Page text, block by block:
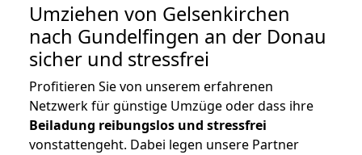
Umziehen von Gelsenkirchen
nach Gundelfingen an der Donau
sicher und stressfrei
Profitieren Sie von unserem erfahrenen
Netzwerk für günstige Umzüge oder dass ihre
Beiladung reibungslos und stressfrei
vonstattengeht. Dabei legen unsere Partner